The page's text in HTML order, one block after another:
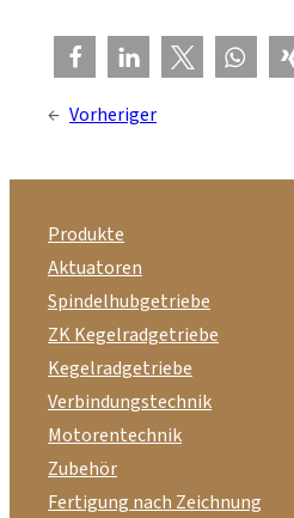
← Vorheriger
Produkte
Aktuatoren
Spindelhubgetriebe
ZK Kegelradgetriebe
Kegelradgetriebe
Verbindungstechnik
Motorentechnik
Zubehör
Fertigung nach Zeichnung